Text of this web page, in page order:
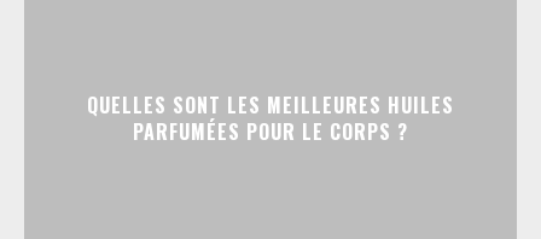
QUELLES SONT LES MEILLEURES HUILES
PARFUMÉES POUR LE CORPS ?